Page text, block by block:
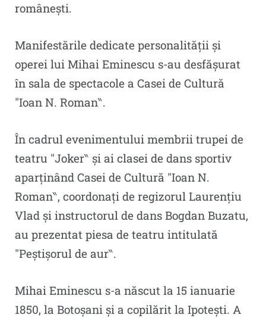
românești.
Manifestările dedicate personalității și
operei lui Mihai Eminescu s-au desfășurat
în sala de spectacole a Casei de Cultură
″Ioan N. Roman‶.
În cadrul evenimentului membrii trupei de
teatru ″Joker‶ și ai clasei de dans sportiv
aparținând Casei de Cultură ″Ioan N.
Roman‶, coordonați de regizorul Laurențiu
Vlad și instructorul de dans Bogdan Buzatu,
au prezentat piesa de teatru intitulată
″Peștișorul de aur‶.
Mihai Eminescu s-a născut la 15 ianuarie
1850, la Botoşani și a copilărit la Ipotești. A